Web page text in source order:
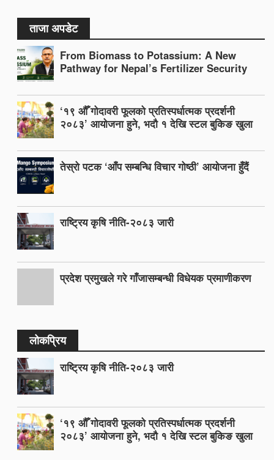
ताजा अपडेट
From Biomass to Potassium: A New
Pathway for Nepal’s Fertilizer Security
‘१९ औँ गोदावरी फूलको प्रतिस्पर्धात्मक प्रदर्शनी
२०८३’ आयोजना हुने, भदौ १ देखि स्टल बुकिङ खुला
तेस्रो पटक ‘आँप सम्बन्धि विचार गोष्ठी’ आयोजना हुँदैं
राष्ट्रिय कृषि नीति-२०८३ जारी
प्रदेश प्रमुखले गरे गाँजासम्बन्धी विधेयक प्रमाणीकरण
लोकप्रिय
राष्ट्रिय कृषि नीति-२०८३ जारी
‘१९ औँ गोदावरी फूलको प्रतिस्पर्धात्मक प्रदर्शनी
२०८३’ आयोजना हुने, भदौ १ देखि स्टल बुकिङ खुला